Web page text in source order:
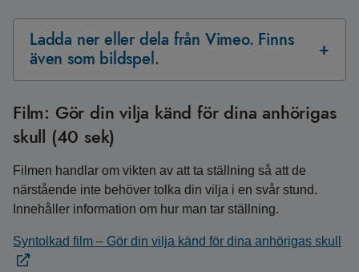
Ladda ner eller dela från Vimeo. Finns
även som bildspel.
Film: Gör din vilja känd för dina anhörigas
skull (40 sek)
Filmen handlar om vikten av att ta ställning så att de
närstående inte behöver tolka din vilja i en svår stund.
Innehåller information om hur man tar ställning.
Syntolkad film – Gör din vilja känd för dina anhörigas skull